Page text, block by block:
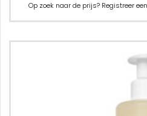
Op zoek naar de prijs? Registreer